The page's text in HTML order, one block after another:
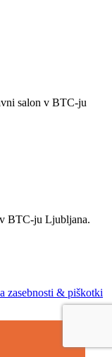
salon v BTC-ju
BTC-ju Ljubljana.
zasebnosti & piškotki